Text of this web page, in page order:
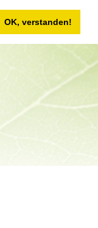
OK, verstanden!